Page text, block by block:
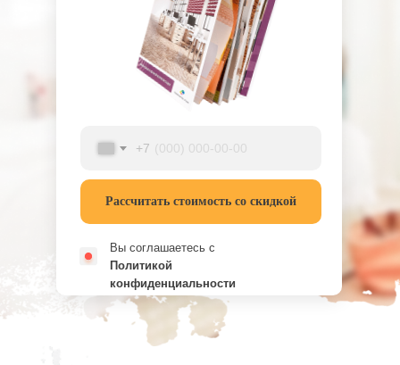
+7
Рассчитать стоимость со скидкой
Вы соглашаетесь с
Политикой
конфиденциальности